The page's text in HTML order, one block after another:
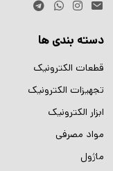
دسته بندی ها
قطعات الکترونیک
تجهیزات الکترونیک
ابزار الکترونیک
مواد مصرفی
ماژول